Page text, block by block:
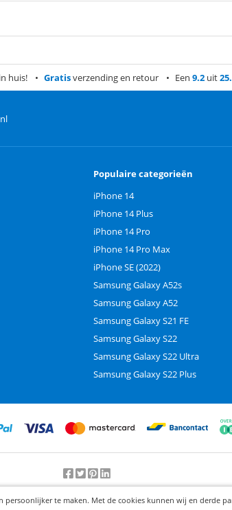
huis! Gratisverzending en retour Een 9.2uit
Populaire categorieën
iPhone 14
iPhone 14 Plus
iPhone 14 Pro
iPhone 14 Pro Max
iPhone SE (2022)
Samsung Galaxy A52s
Samsung Galaxy A52
Samsung Galaxy S21 FE
Samsung Galaxy S22
Samsung Galaxy S22 Ultra
Samsung Galaxy S22 Plus
© 2012-2026 Knaak Commerce B.V.
te maken. Met de cookies kunnen wij en derde